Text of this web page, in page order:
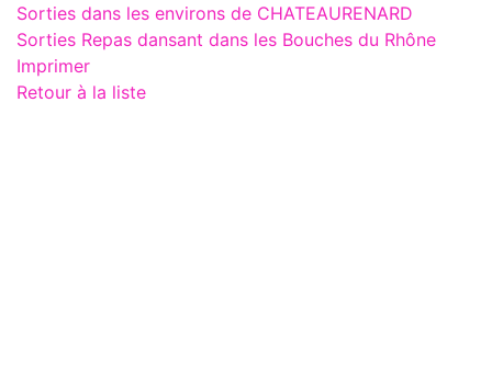
Sorties dans les environs de CHATEAURENARD
Sorties Repas dansant dans les Bouches du Rhône
Imprimer
Retour à la liste